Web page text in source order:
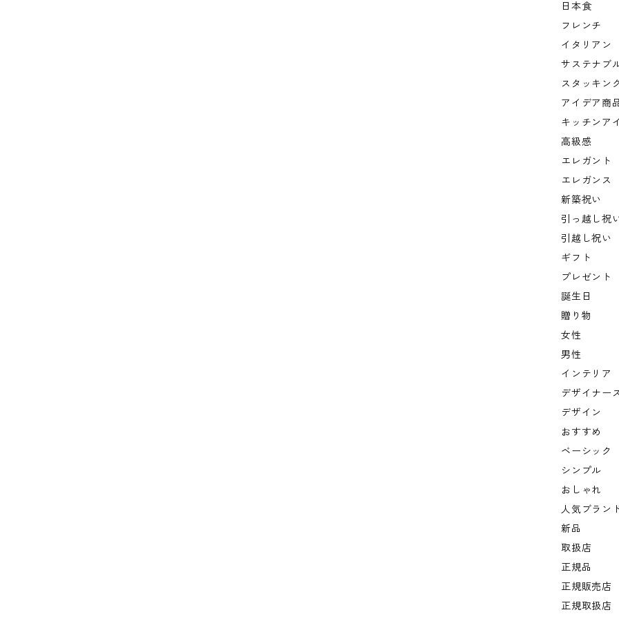
日本食
フレンチ
イタリアン
サステナブ
スタッキン
アイデア商
キッチンア
高級感
エレガント
エレガンス
新築祝い
引っ越し祝
引越し祝い
ギフト
プレゼント
誕生日
贈り物
女性
男性
インテリア
デザイナー
デザイン
おすすめ
ベーシック
シンプル
おしゃれ
人気ブラン
新品
取扱店
正規品
正規販売店
正規取扱店